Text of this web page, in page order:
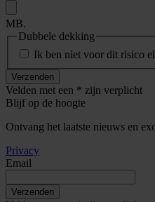
MB.
Dubbele dekking
Ik ben niet voor dit risico
Verzenden
Velden met een * zijn verplicht
Blijf op de hoogte
Ontvang het laatste nieuws en
Privacy
Email
Verzenden